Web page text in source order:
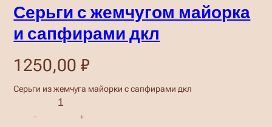
Серьги с жемчугом майорка
и сапфирами дкл
1250,00₽
Cерьги из жемчуга майорки с сапфирами дкл
− +